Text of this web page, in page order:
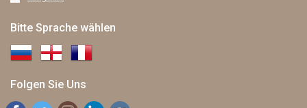
Bitte Sprache wählen
Folgen Sie Uns